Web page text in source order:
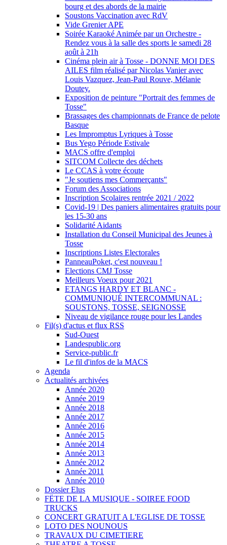
bourg et des abords de la mairie
Soustons Vaccination avec RdV
Vide Grenier APE
Soirée Karaoké Animée par un Orchestre -
Rendez vous à la salle des sports le samedi 28
août à 21h
Cinéma plein air à Tosse - DONNE MOI DES
AILES film réalisé par Nicolas Vanier avec
Louis Vazquez, Jean-Paul Rouve, Mélanie
Doutey.
Exposition de peinture "Portrait des femmes de
Tosse"
Brassages des championnats de France de pelote
Basque
Les Impromptus Lyriques à Tosse
Bus Yego Période Estivale
MACS offre d'emploi
SITCOM Collecte des déchets
Le CCAS à votre écoute
"Je soutiens mes Commerçants"
Forum des Associations
Inscription Scolaires rentrée 2021 / 2022
Covid-19 | Des paniers alimentaires gratuits pour
les 15-30 ans
Solidarité Aidants
Installation du Conseil Municipal des Jeunes à
Tosse
Inscriptions Listes Electorales
PanneauPoket, c'est nouveau !
Elections CMJ Tosse
Meilleurs Voeux pour 2021
ETANGS HARDY ET BLANC -
COMMUNIQUÉ INTERCOMMUNAL :
SOUSTONS, TOSSE, SEIGNOSSE
Niveau de vigilance rouge pour les Landes
Fil(s) d'actus et flux RSS
Sud-Ouest
Landespublic.org
Service-public.fr
Le fil d'infos de la MACS
Agenda
Actualités archivées
Année 2020
Année 2019
Année 2018
Année 2017
Année 2016
Année 2015
Année 2014
Année 2013
Année 2012
Année 2011
Année 2010
Dossier Elus
FËTE DE LA MUSIQUE - SOIREE FOOD
TRUCKS
CONCERT GRATUIT A L'EGLISE DE TOSSE
LOTO DES NOUNOUS
TRAVAUX DU CIMETIERE